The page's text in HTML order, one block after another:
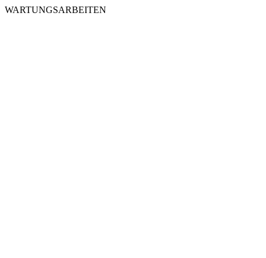
WARTUNGSARBEITEN